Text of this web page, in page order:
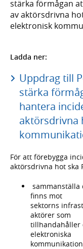
stärka förmågan
av aktörsdrivna
elektronisk
Ladda ner:
Uppdrag till
stärka
hantera
aktörsdrivna
För att förebygga
aktörsdrivna hot ska
finns mot
sektorns
aktörer som
tillhandahåller
elektroniska